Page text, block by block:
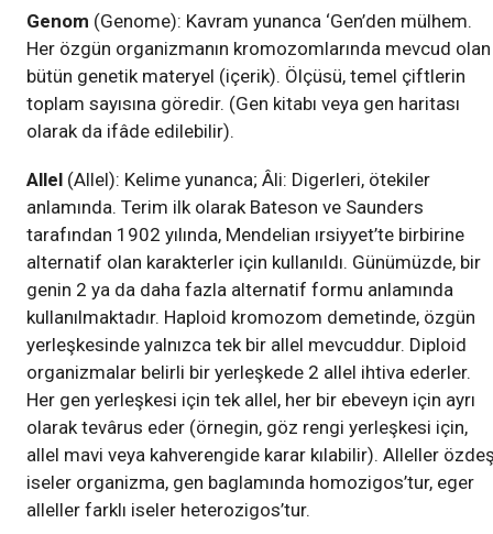
Genom (Genome): Kavram yunanca ‘Gen’den mülhem.
Her özgün organizmanın kromozomlarında mevcud olan
bütün genetik materyel (içerik). Ölçüsü, temel çiftlerin
toplam sayısına göredir. (Gen kitabı veya gen haritası
olarak da ifâde edilebilir).
Allel (Allel): Kelime yunanca; Âli: Digerleri, ötekiler
anlamında. Terim ilk olarak Bateson ve Saunders
tarafından 1902 yılında, Mendelian ırsiyyet’te birbirine
alternatif olan karakterler için kullanıldı. Günümüzde, bir
genin 2 ya da daha fazla alternatif formu anlamında
kullanılmaktadır. Haploid kromozom demetinde, özgün
yerleşkesinde yalnızca tek bir allel mevcuddur. Diploid
organizmalar belirli bir yerleşkede 2 allel ihtiva ederler.
Her gen yerleşkesi için tek allel, her bir ebeveyn için ayrı
olarak tevârus eder (örnegin, göz rengi yerleşkesi için,
allel mavi veya kahverengide karar kılabilir). Alleller
iseler organizma, gen baglamında homozigos’tur, eger
alleller farklı iseler heterozigos’tur.